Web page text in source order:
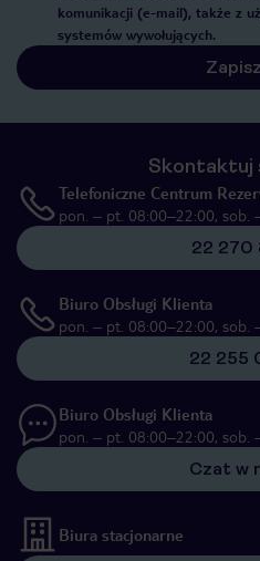
komunikacji (e-mail), także z
systemów wywołujących.
Skontaktuj
Telefoniczne Centrum
pon. – pt. 08:00–22:00, sob.
22 270
Biuro Obsługi Klienta
pon. – pt. 08:00–22:00, sob.
22 255
Biuro Obsługi Klienta
pon. – pt. 08:00–22:00, sob.
Czat w
Biura stacjonarne